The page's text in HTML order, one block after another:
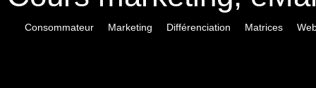
Consommateur Marketing Différenciation Matrices